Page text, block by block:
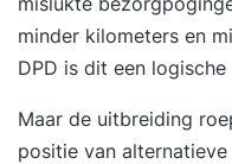
minder kilometers en
DPD is dit een logische
Maar de uitbreiding
positie van